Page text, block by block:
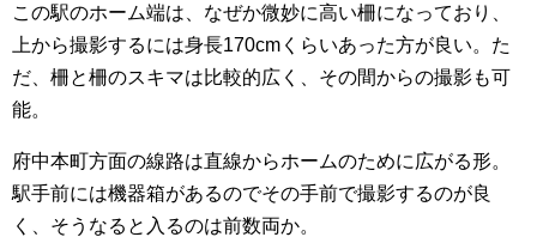
この駅のホーム端は、なぜか微妙に高い柵になっており、
上から撮影するには身長170cmくらいあった方が良い。た
だ、柵と柵のスキマは比較的広く、その間からの撮影も可
能。
府中本町方面の線路は直線からホームのために広がる形。
駅手前には機器箱があるのでその手前で撮影するのが良
く、そうなると入るのは前数両か。